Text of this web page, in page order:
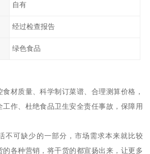
自有
经过检查报告
绿色食品
材质量、科学制订菜谱、合理测算价格，
作、杜绝食品卫生安全责任事故，保障用
不可缺少的一部分，市场需求本来就比较
的各种营销，将干货的都宣扬出来，让更多